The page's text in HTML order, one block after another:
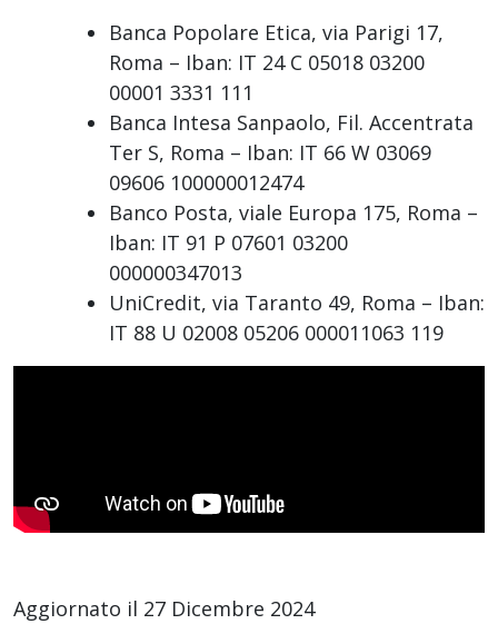
Banca Popolare Etica, via Parigi 17,
Roma – Iban: IT 24 C 05018 03200
00001 3331 111
Banca Intesa Sanpaolo, Fil. Accentrata
Ter S, Roma – Iban: IT 66 W 03069
09606 100000012474
Banco Posta, viale Europa 175, Roma –
Iban: IT 91 P 07601 03200
000000347013
UniCredit, via Taranto 49, Roma – Iban:
IT 88 U 02008 05206 000011063 119
Aggiornato il 27 Dicembre 2024